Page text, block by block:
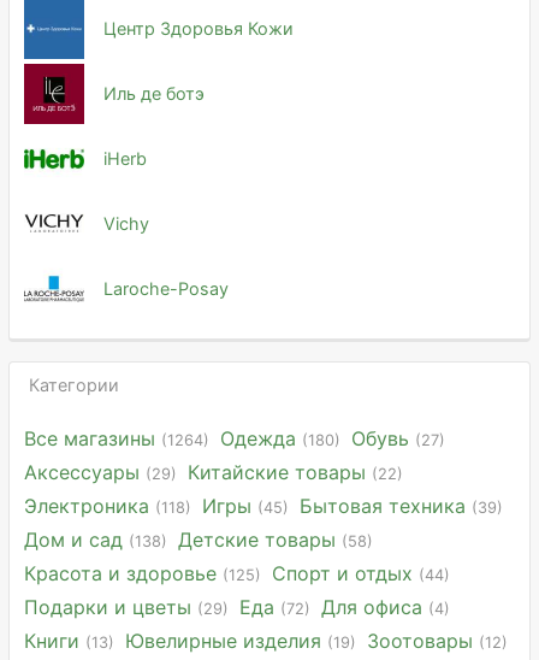
Центр Здоровья Кожи
Иль де ботэ
iHerb
Vichy
Laroche-Posay
Категории
Все магазины (1264) Одежда (180) Обувь (27)
Аксессуары (29) Китайские товары (22)
Электроника (118) Игры (45) Бытовая техника (39)
Дом и сад (138) Детские товары (58)
Красота и здоровье (125) Спорт и отдых (44)
Подарки и цветы (29) Еда (72) Для офиса (4)
Книги (13) Ювелирные изделия (19) Зоотовары (12)